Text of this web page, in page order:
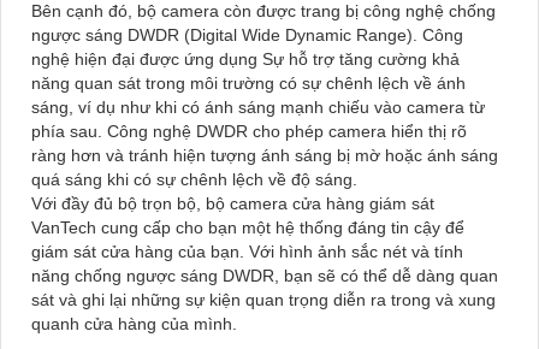
Bên cạnh đó, bộ camera còn được trang bị công nghệ chống
ngược sáng DWDR (Digital Wide Dynamic Range). Công
nghệ hiện đại được ứng dụng Sự hỗ trợ tăng cường khả
năng quan sát trong môi trường có sự chênh lệch về ánh
sáng, ví dụ như khi có ánh sáng mạnh chiếu vào camera từ
phía sau. Công nghệ DWDR cho phép camera hiển thị rõ
ràng hơn và tránh hiện tượng ánh sáng bị mờ hoặc ánh sáng
quá sáng khi có sự chênh lệch về độ sáng.
Với đầy đủ bộ trọn bộ, bộ camera cửa hàng giám sát
VanTech cung cấp cho bạn một hệ thống đáng tin cậy để
giám sát cửa hàng của bạn. Với hình ảnh sắc nét và tính
năng chống ngược sáng DWDR, bạn sẽ có thể dễ dàng quan
sát và ghi lại những sự kiện quan trọng diễn ra trong và xung
quanh cửa hàng của mình.